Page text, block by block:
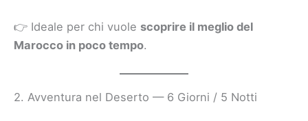
👉 Ideale per chi vuole scoprire il meglio del
Marocco in poco tempo.
2. Avventura nel Deserto — 6 Giorni / 5 Notti